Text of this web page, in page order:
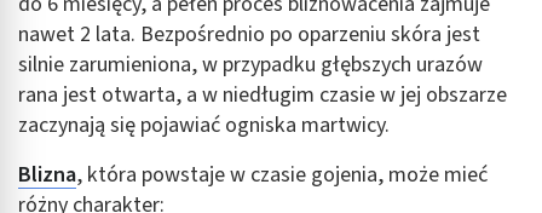
nawet 2 lata. Bezpośrednio po oparzeniu skóra jest
silnie zarumieniona, w przypadku głębszych urazów
rana jest otwarta, a w niedługim czasie w jej obszarze
zaczynają się pojawiać ogniska martwicy.
Blizna, która powstaje w czasie gojenia, może mieć
różny charakter: